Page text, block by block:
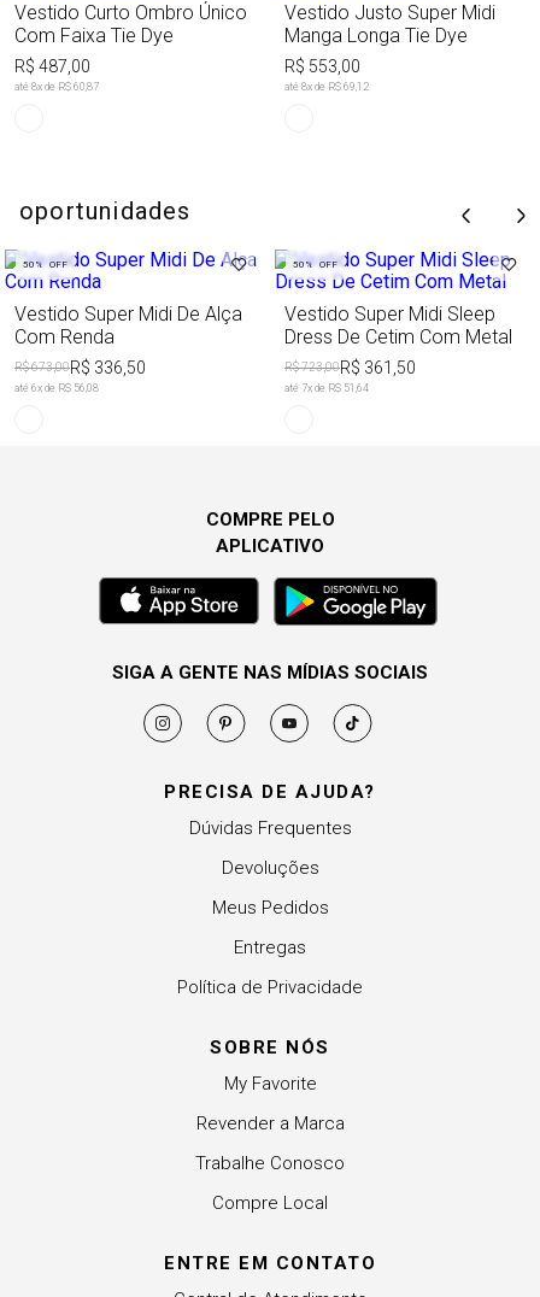
Vestido Curto Ombro Único
Com Faixa Tie Dye
R$ 487,00
até 8x de R$ 60,87
Vestido Justo Super Midi
Manga Longa Tie Dye
R$ 553,00
até 8x de R$ 69,12
oportunidades
50% OFF
Vestido Super Midi De Alça
Com Renda
R$ 673,00R$ 336,50
até 6x de R$ 56,08
50% OFF
Vestido Super Midi Sleep
Dress De Cetim Com Metal
R$ 723,00R$ 361,50
até 7x de R$ 51,64
PRECISA DE AJUDA?
Dúvidas Frequentes
Devoluções
Meus Pedidos
Entregas
Política de Privacidade
SOBRE NÓS
My Favorite
Revender a Marca
Trabalhe Conosco
Compre Local
ENTRE EM CONTATO
COMPRE PELO
APLICATIVO
SIGA A GENTE NAS MÍDIAS SOCIAIS